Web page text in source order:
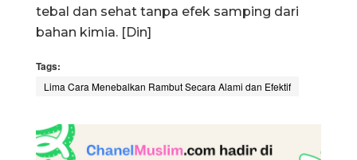
tebal dan sehat tanpa efek samping dari
bahan kimia. [Din]
Tags:
Lima Cara Menebalkan Rambut Secara Alami dan Efektif